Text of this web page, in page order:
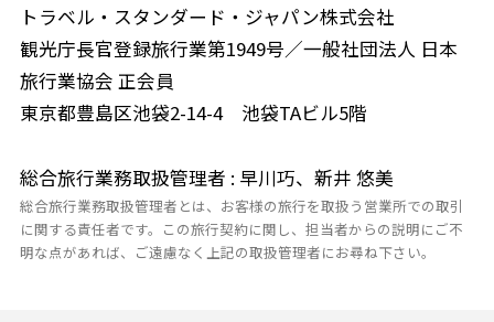
トラベル・スタンダード・ジャパン株式会社
観光庁長官登録旅行業第1949号／一般社団法人 日本
旅行業協会 正会員
東京都豊島区池袋2-14-4 池袋TAビル5階
総合旅行業務取扱管理者 : 早川巧、新井 悠美
総合旅行業務取扱管理者とは、お客様の旅行を取扱う営業所での取引
に関する責任者です。この旅行契約に関し、担当者からの説明にご不
明な点があれば、ご遠慮なく上記の取扱管理者にお尋ね下さい。